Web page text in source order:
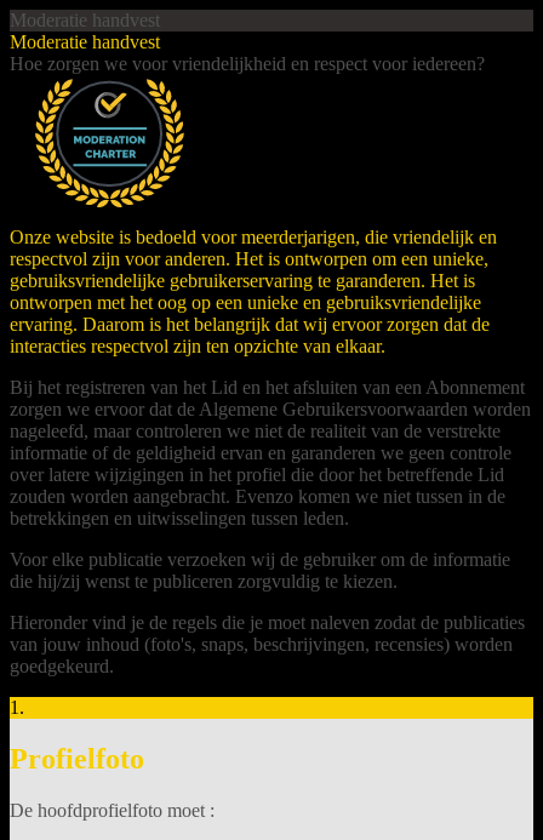
Moderatie handvest
Moderatie handvest
Hoe zorgen we voor vriendelijkheid en respect voor iedereen?
Onze website is bedoeld voor meerderjarigen, die vriendelijk en
respectvol zijn voor anderen. Het is ontworpen om een ​​unieke,
gebruiksvriendelijke gebruikerservaring te garanderen. Het is
ontworpen met het oog op een unieke en gebruiksvriendelijke
ervaring. Daarom is het belangrijk dat wij ervoor zorgen dat de
interacties respectvol zijn ten opzichte van elkaar.
Bij het registreren van het Lid en het afsluiten van een Abonnement
zorgen we ervoor dat de Algemene Gebruikersvoorwaarden worden
nageleefd, maar controleren we niet de realiteit van de verstrekte
informatie of de geldigheid ervan en garanderen we geen controle
over latere wijzigingen in het profiel die door het betreffende Lid
zouden worden aangebracht. Evenzo komen we niet tussen in de
betrekkingen en uitwisselingen tussen leden.
Voor elke publicatie verzoeken wij de gebruiker om de informatie
die hij/zij wenst te publiceren zorgvuldig te kiezen.
Hieronder vind je de regels die je moet naleven zodat de publicaties
van jouw inhoud (foto's, snaps, beschrijvingen, recensies) worden
goedgekeurd.
1.
Profielfoto
De hoofdprofielfoto moet :